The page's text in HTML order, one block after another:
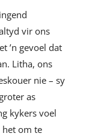
vir ons
’n gevoel dat
Litha, ons
nie – sy
as
kykers voel
het om te